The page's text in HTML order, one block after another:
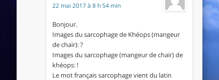
22 mai 2017 à 8 h 54 min
Bonjour.
Images du sarcophage de Khéops (mangeur
de chair): ?
Images du sarcophage (mangeur de chair) de
khéops: !
Le mot français sarcophage vient du latin